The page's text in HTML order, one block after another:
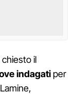
chiesto il
indagati per